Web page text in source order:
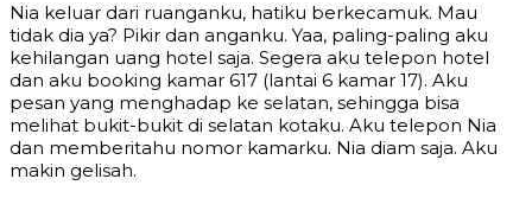
Nia keluar dari ruanganku, hatiku berkecamuk. Mau
tidak dia ya? Pikir dan anganku. Yaa, paling-paling aku
kehilangan uang hotel saja. Segera aku telepon hotel
dan aku booking kamar 617 (lantai 6 kamar 17). Aku
pesan yang menghadap ke selatan, sehingga bisa
melihat bukit-bukit di selatan kotaku. Aku telepon Nia
dan memberitahu nomor kamarku. Nia diam saja. Aku
makin gelisah.